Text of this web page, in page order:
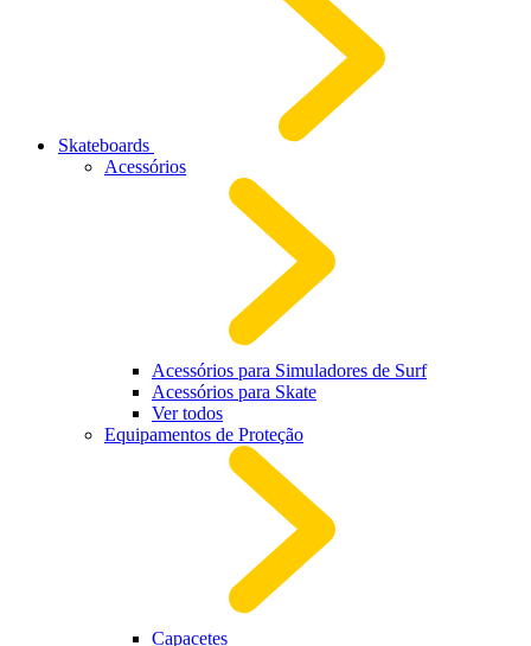
Skateboards
Acessórios
Acessórios para Simuladores de Surf
Acessórios para Skate
Ver todos
Equipamentos de Proteção
Capacetes